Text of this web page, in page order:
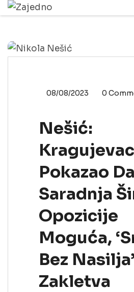
08/08/2023 0
Nešić:
Kragujevac
Pokazao
Saradnja
Opozicije
Moguća,
Bez
Zakletva